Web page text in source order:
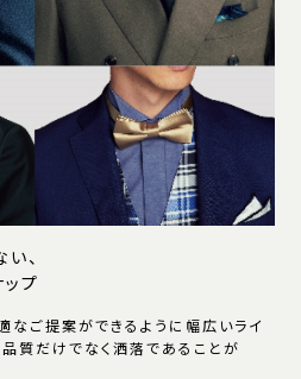
、
プ
なご提案ができるように幅広いライ
品質だけでなく洒落であることが